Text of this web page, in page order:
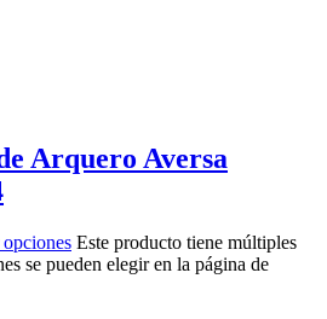
Arquero Aversa
Este producto tiene múltiples
se pueden elegir en la página de